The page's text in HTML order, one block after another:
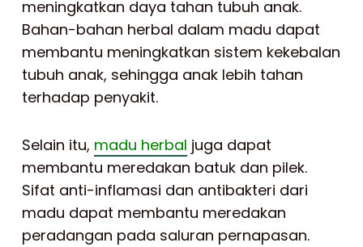
meningkatkan daya tahan tubuh anak.
Bahan-bahan herbal dalam madu dapat
membantu meningkatkan sistem kekebalan
tubuh anak, sehingga anak lebih tahan
terhadap penyakit.
Selain itu, madu herbal juga dapat
membantu meredakan batuk dan pilek.
Sifat anti-inflamasi dan antibakteri dari
madu dapat membantu meredakan
peradangan pada saluran pernapasan.